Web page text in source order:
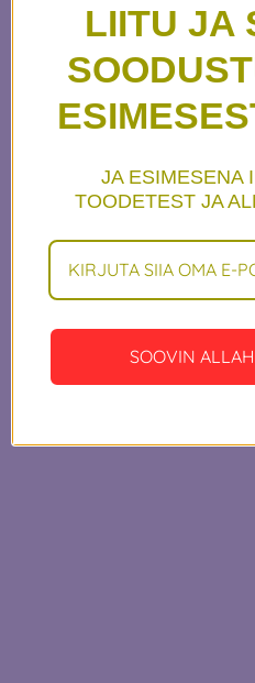
pärast!
—
LIITU JA
JA ESIMESENA
TOODETEST JA
SOOVIN